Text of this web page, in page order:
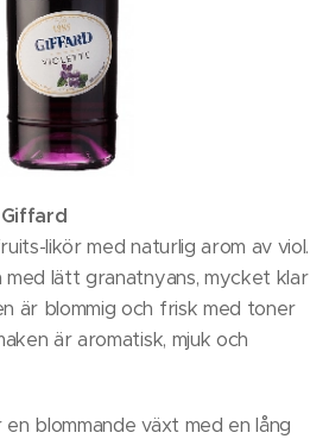
likör med naturlig arom av viol.
lätt granatnyans, mycket klar
är blommig och frisk med toner
är aromatisk, mjuk och
blommande växt med en lång